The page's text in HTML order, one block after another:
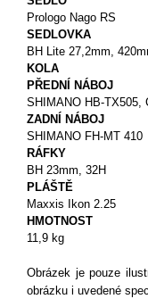
Prologo Nago RS
SEDLOVKA
BH Lite 27,2mm,
KOLA
PŘEDNÍ NÁBOJ
SHIMANO HB-TX505,
ZADNÍ NÁBOJ
SHIMANO FH-MT 410
RÁFKY
BH 23mm, 32H
PLÁŠTĚ
Maxxis Ikon 2.25
HMOTNOST
11,9 kg
Obrázek je pouze
obrázku i uvedené